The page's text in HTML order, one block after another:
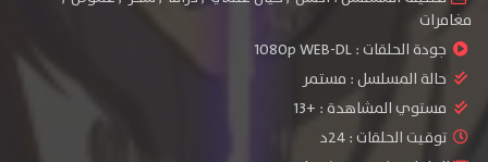
مغامرات
جودة الحلقات :1080p WEB-DL
حالة المسلسل : مستمر
مستوي المشاهدة : +13
توقيت الحلقات : 24د